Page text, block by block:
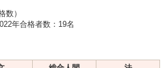
数）
年合格者数：19名